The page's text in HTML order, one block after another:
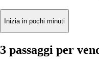
Inizia in pochi minuti
3 passaggi per